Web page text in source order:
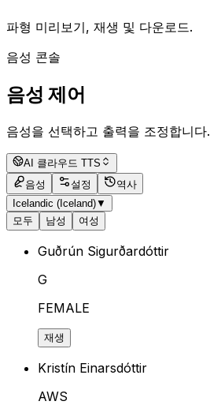
파형 미리보기, 재생 및 다운로드.
음성 콘솔
음성 제어
음성을 선택하고 출력을 조정합니다.
AI 클라우드 TTS
음성
설정
역사
Icelandic (Iceland)▼
모두
남성 여성
Guðrún Sigurðardóttir
G
FEMALE
재생
Kristín Einarsdóttir
AWS